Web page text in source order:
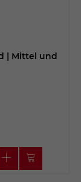
| Mittel und